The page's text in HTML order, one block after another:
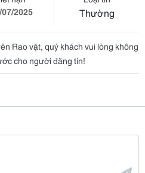
07/2025
Thường
Rao vặt, quý khách vui lòng không
cho người đăng tin!